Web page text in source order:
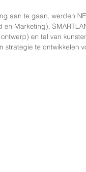
aan te gaan, werden
en Marketing),
en tal van
​​strategie te ontwikkelen